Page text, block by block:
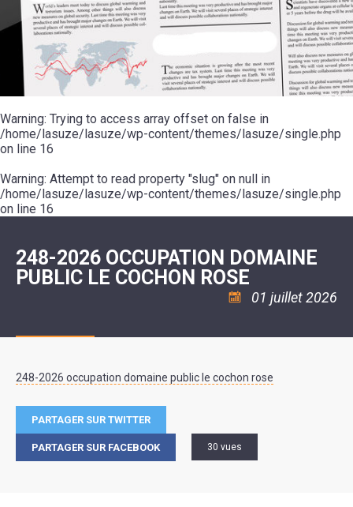
20ÈME
SIÈCLE
RÉUNIONS
DU
CONSEIL
MUNICIPAL
ARRÊTÉS
DÉCISIONS
MAIRE
MOT
DE
LA
MINORITÉ
LES
ÉCOLES
COLLÈGE
ESPACE
JEUNES
11
18
:
ASSOCIATION
COULÉE
DOUCE
ENVIRONNEMENT
L'EAU
L'ASSAINISSEMENT
RÉSIDENCE
AUTONOMIE
LE
CCAS
LA
POLICE
SÉCURITÉ
/
RISQUES
MAJEURS
MUSIQUE
L'ÉCOLE
COMMUNAUTAIRE
DANSE
PISCINE
ASSOCIATIONS
VOIE
VERTE
VISITES
DÉCOUVERTES
LES
RANDONNÉES
LE
POUR
CAMPING-
CARS
TENTES
CARAVANES
LA
HALTE
FLUVIALE
LA
SUZE
Warning: Trying to access array offset on false in
/home/lasuze/lasuze/wp-content/themes/lasuze/single.php
on line 16
Warning: Attempt to read property "slug" on null in
/home/lasuze/lasuze/wp-content/themes/lasuze/single.php
on line 16
248-2026 OCCUPATION DOMAINE
PUBLIC LE COCHON ROSE
01 juillet 2026
248-2026 occupation domaine public le cochon rose
PARTAGER SUR TWITTER
PARTAGER SUR FACEBOOK 30 vues